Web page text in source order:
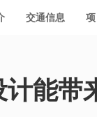
交通信息
能带